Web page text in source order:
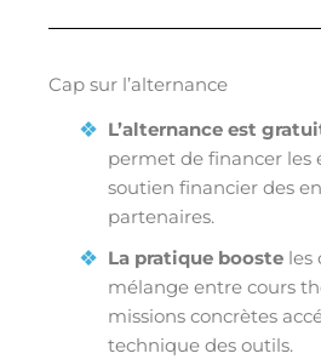
Cap sur l’alternance
L’alternance est
permet de financer les
soutien financier des
partenaires.
La pratique booste les
mélange entre cours
missions concrètes
technique des outils.